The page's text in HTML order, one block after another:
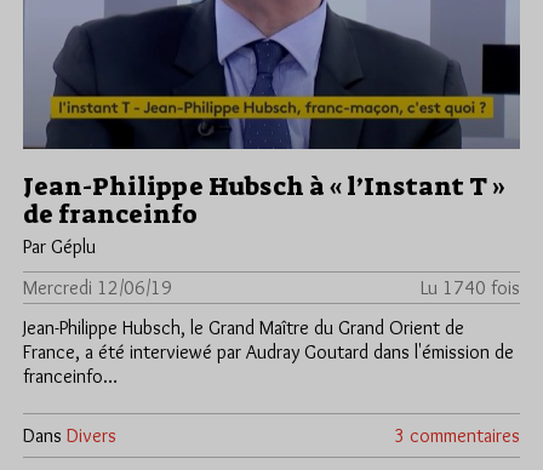
Jean-Philippe Hubsch à « l’Instant T »
de franceinfo
Par Géplu
Mercredi 12/06/19
Lu 1740 fois
Jean-Philippe Hubsch, le Grand Maître du Grand Orient de
France, a été interviewé par Audray Goutard dans l'émission de
franceinfo…
Dans Divers 3 commentaires